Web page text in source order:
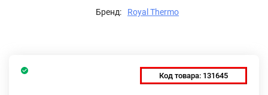
Бренд: Royal Thermo
Код товара: 131645